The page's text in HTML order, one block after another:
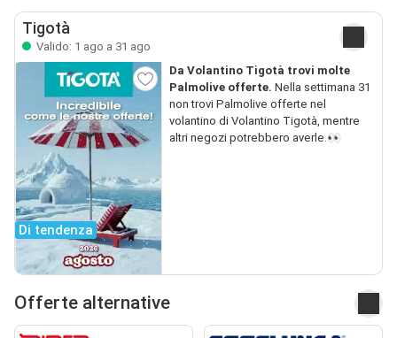
Tigotà
Valido: 1 ago a 31 ago
Di tendenza
Da Volantino Tigotà trovi molte
Palmolive offerte. Nella settimana 31
non trovi Palmolive offerte nel
volantino di Volantino Tigotà, mentre
altri negozi potrebbero averle.👀
Offerte alternative